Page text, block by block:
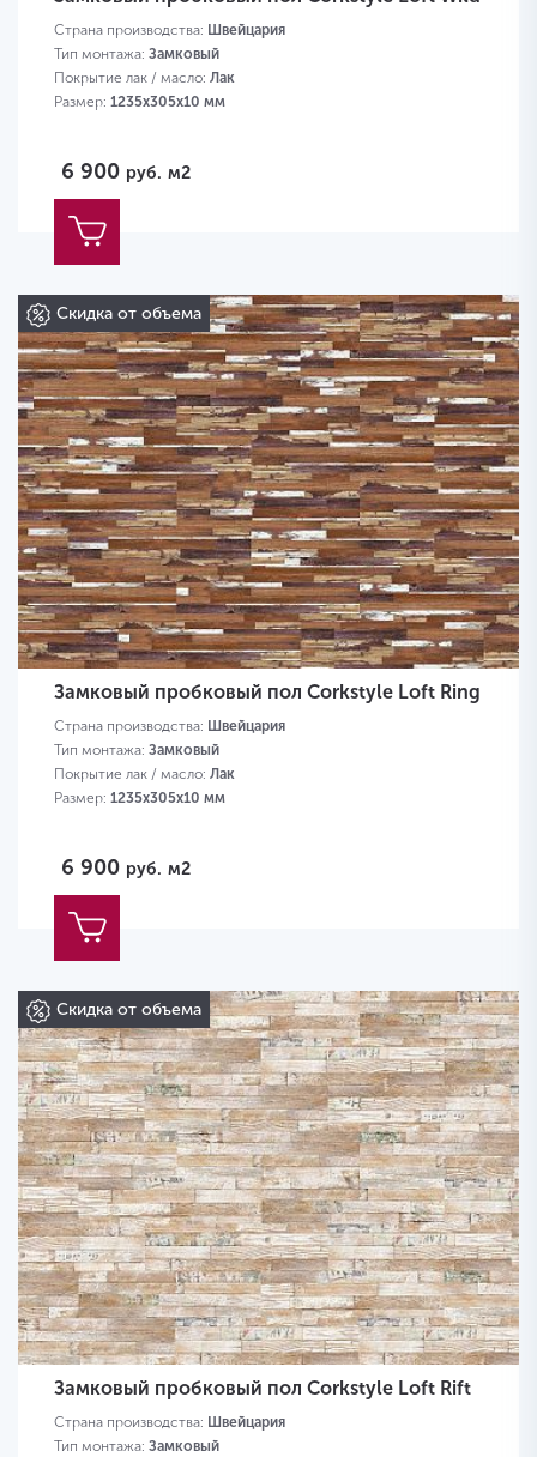
Страна производства: Швейцария
Тип монтажа: Замковый
Покрытие лак / масло: Лак
Размер: 1235х305х10 мм
6 900 руб. м2
Скидка от объема
Замковый пробковый пол Corkstyle Loft Ring
Страна производства: Швейцария
Тип монтажа: Замковый
Покрытие лак / масло: Лак
Размер: 1235х305х10 мм
6 900 руб. м2
Скидка от объема
Замковый пробковый пол Corkstyle Loft Rift
Страна производства: Швейцария
Тип монтажа: Замковый